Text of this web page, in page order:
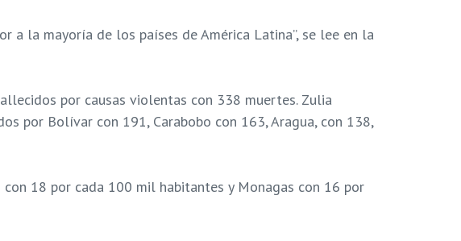
a la mayoría de los países de América Latina”, se lee en la
por causas violentas con 338 muertes. Zulia
por Bolívar con 191, Carabobo con 163, Aragua, con 138,
18 por cada 100 mil habitantes y Monagas con 16 por